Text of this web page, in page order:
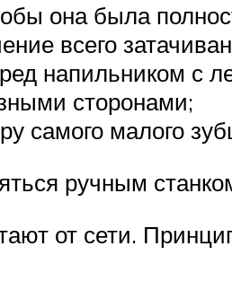
она была
всего
напильником с
сторонами;
самого малого
ручным
от сети.